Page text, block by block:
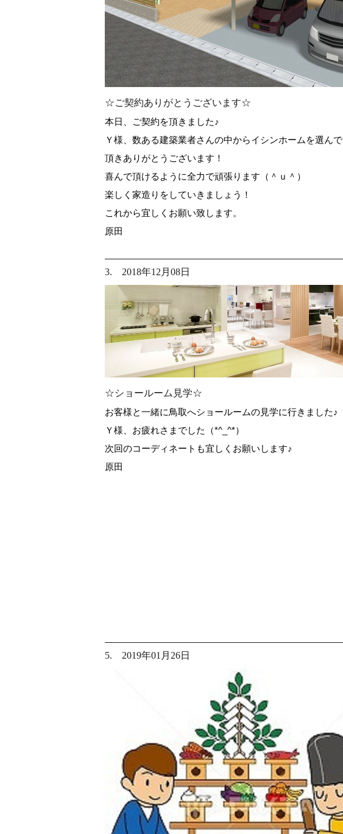
☆ご契約ありがとうございます☆
本日、ご契約を頂きました♪
Ｙ様、数ある建築業者さんの中からイシンホームを選んで
頂きありがとうございます！
喜んで頂けるように全力で頑張ります（＾ｕ＾）
楽しく家造りをしていきましょう！
これから宜しくお願い致します。
原田
3. 2018年12月08日
☆ショールーム見学☆
お客様と一緒に鳥取へショールームの見学に行きました♪
Ｙ様、お疲れさまでした（*^_^*）
次回のコーディネートも宜しくお願いします♪
原田
5. 2019年01月26日